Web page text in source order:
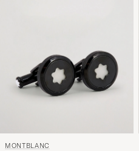
MONTBLANC